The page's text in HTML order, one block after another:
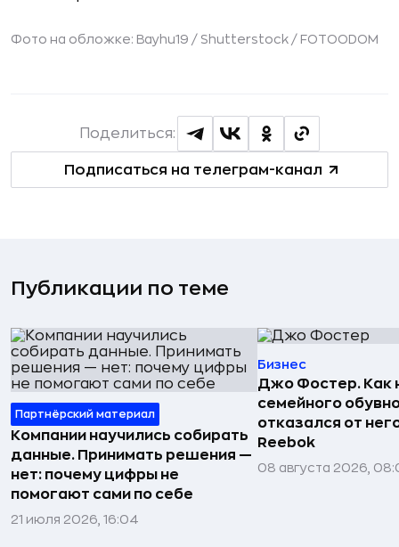
Фото на обложке: Bayhu19 / Shutterstock / FOTOODOM
Подписаться на телеграм-канал
Поделиться:
Публикации по теме
Партнёрский материал
Компании научились собирать
данные. Принимать решения —
нет: почему цифры не
помогают сами по себе
21 июля 2026, 16:04
Бизнес
Джо Фостер. Как
семейного
отказался от
Reebok
08 августа 2026,